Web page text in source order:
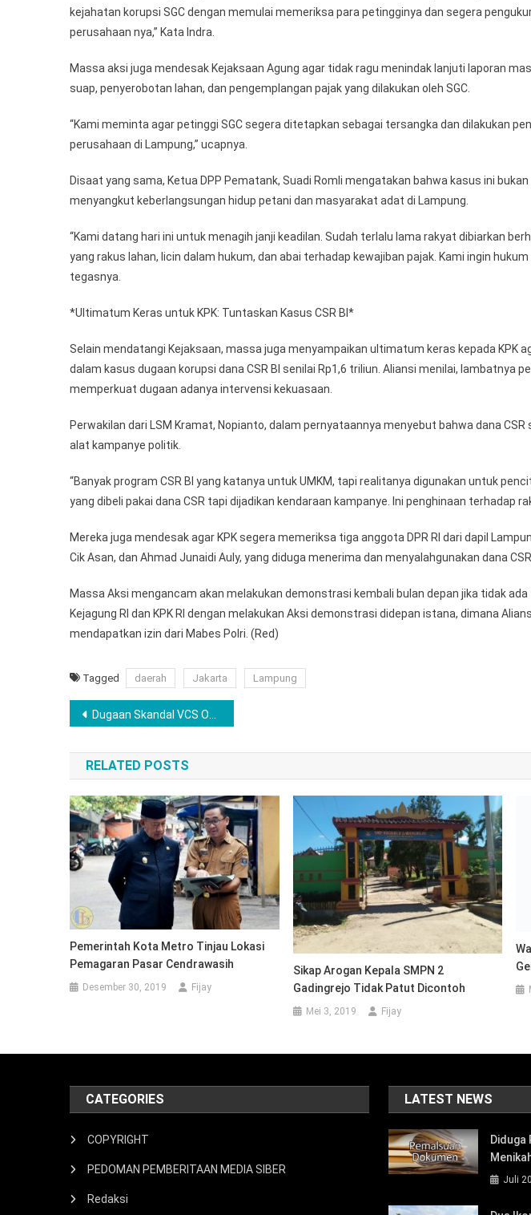
kejahatan korupsi SGC dengan memulai memeriksa para petingginya dan segera
perusahaan nya,” Kata Indra.
Massa aksi juga mendesak Kejaksaan Agung agar tidak ragu menindak lanjuti laporan
suap, penyerobotan lahan, dan pengemplangan pajak yang dilakukan oleh SGC.
“Kami meminta agar petinggi SGC segera ditetapkan sebagai tersangka dan dilakukan
perusahaan di Lampung,” ucapnya.
Disaat yang sama, Ketua DPP Pematank, Suadi Romli mengatakan bahwa kasus ini
menyangkut keberlangsungan hidup petani dan masyarakat adat di Lampung.
“Kami datang hari ini untuk menagih janji keadilan. Sudah terlalu lama rakyat dibiarkan
yang rakus lahan, licin dalam hukum, dan abai terhadap kewajiban pajak. Kami ingin
tegasnya.
*Ultimatum Keras untuk KPK: Tuntaskan Kasus CSR BI*
Selain mendatangi Kejaksaan, massa juga menyampaikan ultimatum keras kepada KPK
dalam kasus dugaan korupsi dana CSR BI senilai Rp1,6 triliun. Aliansi menilai, lambatnya
memperkuat dugaan adanya intervensi kekuasaan.
Perwakilan dari LSM Kramat, Nopianto, dalam pernyataannya menyebut bahwa dana
alat kampanye politik.
“Banyak program CSR BI yang katanya untuk UMKM, tapi realitanya digunakan untuk
yang dibeli pakai dana CSR tapi dijadikan kendaraan kampanye. Ini penghinaan terhadap
Mereka juga mendesak agar KPK segera memeriksa tiga anggota DPR RI dari dapil
Cik Asan, dan Ahmad Junaidi Auly, yang diduga menerima dan menyalahgunakan dana
Massa Aksi mengancam akan melakukan demonstrasi kembali bulan depan jika tidak ada
Kejagung RI dan KPK RI dengan melakukan Aksi demonstrasi didepan istana, dimana
mendapatkan izin dari Mabes Polri. (Red)
Tagged daerah Jakarta Lampung
Navigasi
pos
Dugaan Skandal VCS Oknum PNS Akui Keterlibatannya, Inspektorat Bungkam, Polres Pringsewu Terus Dalami
RELATED POSTS
Pemerintah Kota Metro Tinjau Lokasi
Pemagaran Pasar Cendrawasih
Desember 30, 2019 Fijay
Sikap Arogan Kepala SMPN 2
Gadingrejo Tidak Patut Dicontoh
Mei 3, 2019 Fijay
CATEGORIES
COPYRIGHT
PEDOMAN PEMBERITAAN MEDIA SIBER
Redaksi
LATEST NEWS
Diduga
Juli